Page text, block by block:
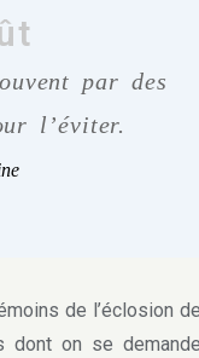
par des
l’éviter.
de l’éclosion
dont on se